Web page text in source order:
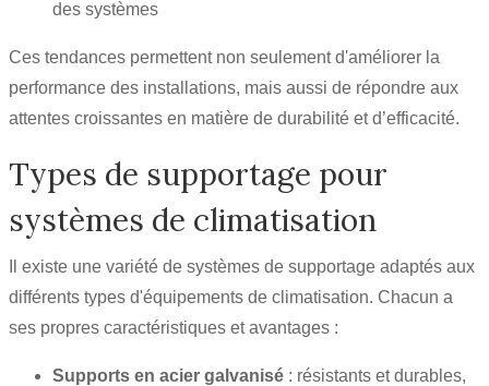
des systèmes
Ces tendances permettent non seulement d'améliorer la
performance des installations, mais aussi de répondre aux
attentes croissantes en matière de durabilité et d’efficacité.
Types de supportage pour
systèmes de climatisation
Il existe une variété de systèmes de supportage adaptés aux
différents types d'équipements de climatisation. Chacun a
ses propres caractéristiques et avantages :
Supports en acier galvanisé : résistants et durables,